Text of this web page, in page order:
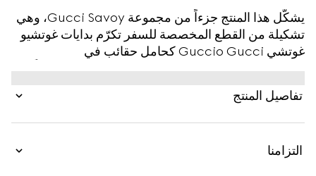
يشكّل هذا المنتج جزءاً من مجموعة Gucci Savoy، وهي
تشكيلة من القطع المخصصة للسفر تكرّم بدايات غوتشيو
غوتشي Guccio Gucci كحامل حقائب في
الأرشيفي. يكتمل شكل المقبض العلوي بإغلاق بمشبك
تفاصيل المنتج
التزامنا